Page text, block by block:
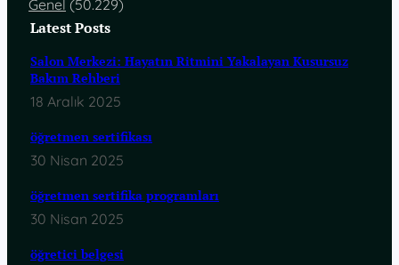
Genel (50.229)
Latest Posts
Salon Merkezi: Hayatın Ritmini Yakalayan Kusursuz
Bakım Rehberi
18 Aralık 2025
öğretmen sertifikası
30 Nisan 2025
öğretmen sertifika programları
30 Nisan 2025
öğretici belgesi